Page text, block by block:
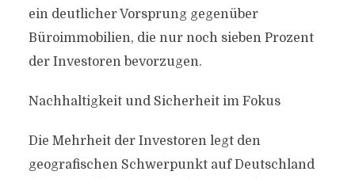
ein deutlicher Vorsprung gegenüber
Büroimmobilien, die nur noch sieben Prozent
der Investoren bevorzugen.
Nachhaltigkeit und Sicherheit im Fokus
Die Mehrheit der Investoren legt den
geografischen Schwerpunkt auf Deutschland